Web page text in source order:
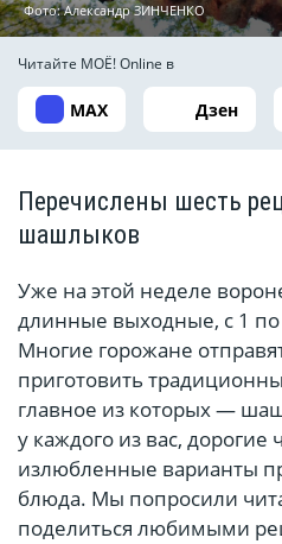
Фото: Александр ЗИНЧЕНКО
Читайте МОЁ! Online в
MAX Дзен
Перечислены шесть
шашлыков
Уже на этой неделе
длинные выходные, с 1
Многие горожане
приготовить
главное из которых —
у каждого из вас, дорогие
излюбленные варианты
блюда. Мы попросили
поделиться любимыми